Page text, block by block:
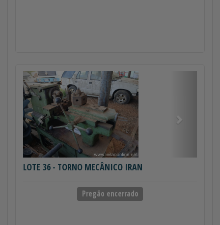
Anterior
LOTE 36 - TORNO MECÂNICO IRAN
Pregão encerrado